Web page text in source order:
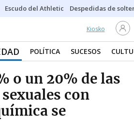
Escudo del Athletic Despedidas de
Kiosko
POLÍTICA SUCESOS
o un 20% de las
con
se